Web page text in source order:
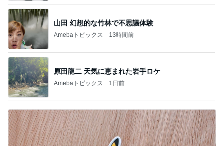
山田 幻想的な竹林で不思議体験
Amebaトピックス 13時間前
原田龍二 天気に恵まれた岩手ロケ
Amebaトピックス 1日前